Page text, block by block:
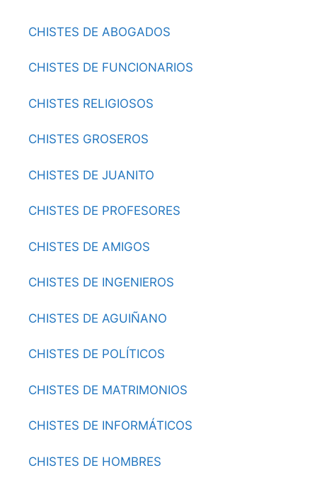
CHISTES DE ABOGADOS
CHISTES DE FUNCIONARIOS
CHISTES RELIGIOSOS
CHISTES GROSEROS
CHISTES DE JUANITO
CHISTES DE PROFESORES
CHISTES DE AMIGOS
CHISTES DE INGENIEROS
CHISTES DE AGUIÑANO
CHISTES DE POLÍTICOS
CHISTES DE MATRIMONIOS
CHISTES DE INFORMÁTICOS
CHISTES DE HOMBRES